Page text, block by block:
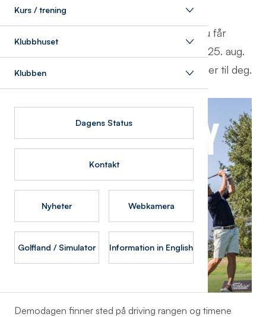
Kurs / trening
Klubbhuset
Klubben
Dagens Status
Kontakt
Nyheter Webkamera
Golfland / Simulator Information in English
Titleist lanserer sin nye T-serie, og du får
muligheten til å teste dem på demodag 25. aug.
Book tid og finn ut hvilke køller som passer til deg.
Demodagen finner sted på driving rangen og timene